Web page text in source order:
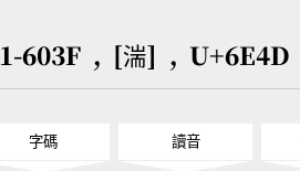
拼音查詢
1-603F , [湍] , U+6E4D
字碼 讀音